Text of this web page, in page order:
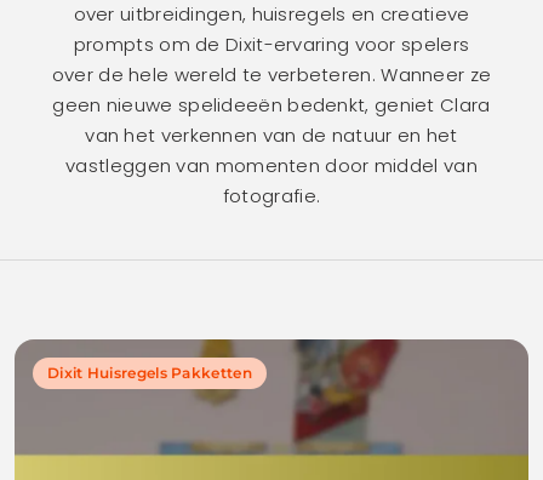
over uitbreidingen, huisregels en creatieve
prompts om de Dixit-ervaring voor spelers
over de hele wereld te verbeteren. Wanneer ze
geen nieuwe spelideeën bedenkt, geniet Clara
van het verkennen van de natuur en het
vastleggen van momenten door middel van
fotografie.
Dixit Huisregels Pakketten